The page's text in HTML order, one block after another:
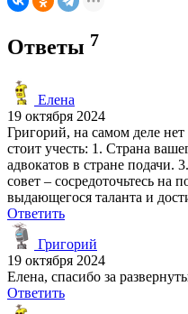
Ответы 7
Елена
19 октября 2024
Григорий, на самом деле
стоит учесть: 1. Страна
адвокатов в стране подачи.
совет – сосредоточьтесь на
выдающегося таланта и
Ответить
Григорий
19 октября 2024
Елена, спасибо за
Ответить